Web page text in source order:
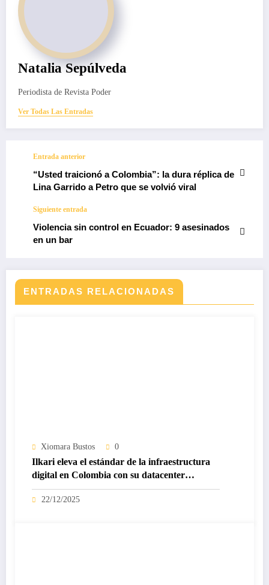
Natalia Sepúlveda
Periodista de Revista Poder
Ver Todas Las Entradas
Entrada anterior
“Usted traicionó a Colombia”: la dura réplica de
Lina Garrido a Petro que se volvió viral
Siguiente entrada
Violencia sin control en Ecuador: 9 asesinados
en un bar
ENTRADAS RELACIONADAS
Xiomara Bustos 0
Ilkari eleva el estándar de la infraestructura
digital en Colombia con su datacenter
certificado Nivel IV de ICREA
22/12/2025